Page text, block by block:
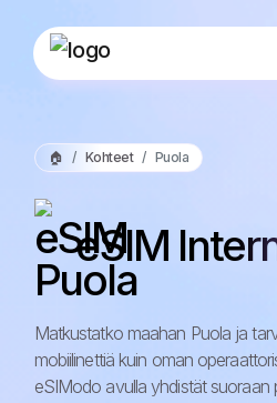
🏠 Kohteet Puola
eSIM
Matkustatko maahan Puola ja
mobiilinettiä kuin oman
eSIModo avulla yhdistät suoraan